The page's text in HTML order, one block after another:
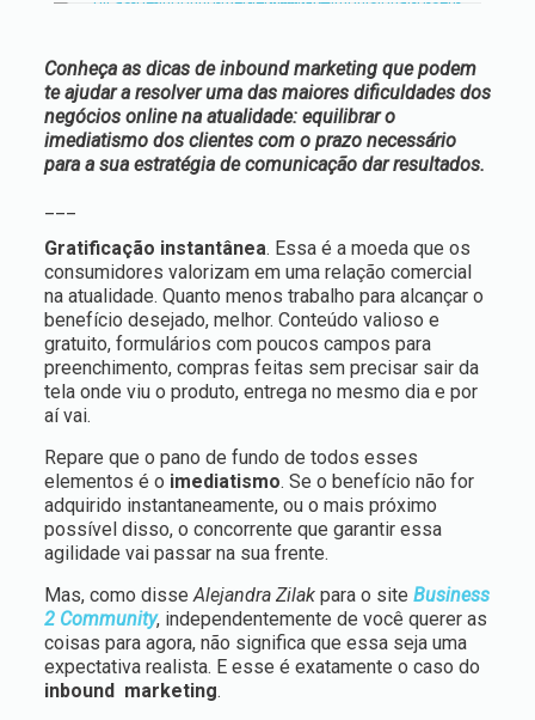
Conheça as dicas de inbound marketing que podem
te ajudar a resolver uma das maiores dificuldades dos
negócios online na atualidade: equilibrar o
imediatismo dos clientes com o prazo necessário
para a sua estratégia de comunicação dar resultados.
Gratificação instantânea. Essa é a moeda que os
consumidores valorizam em uma relação comercial
na atualidade. Quanto menos trabalho para alcançar o
benefício desejado, melhor. Conteúdo valioso e
gratuito, formulários com poucos campos para
preenchimento, compras feitas sem precisar sair da
tela onde viu o produto, entrega no mesmo dia e por
aí vai.
Repare que o pano de fundo de todos esses
elementos é o imediatismo. Se o benefício não for
adquirido instantaneamente, ou o mais próximo
possível disso, o concorrente que garantir essa
agilidade vai passar na sua frente.
Mas, como disseAlejandra Zilakpara o site Business
2 Community, independentemente de você querer as
coisas para agora, não significa que essa seja uma
expectativa realista. E esse é exatamente o caso do
inbound marketing.